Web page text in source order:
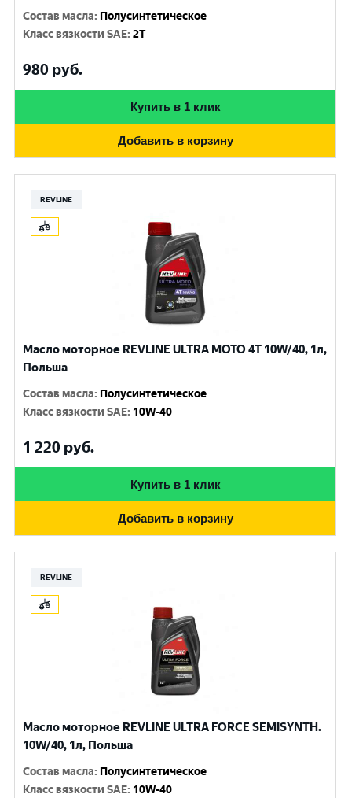
Состав масла: Полусинтетическое
Класс вязкости SAE:2T
980 руб.
Купить в 1 клик
Добавить в корзину
REVLINE
Масло моторное REVLINE ULTRA MOTO 4T 10W/40, 1л,
Польша
Состав масла: Полусинтетическое
Класс вязкости SAE: 10W-40
1 220 руб.
Купить в 1 клик
Добавить в корзину
REVLINE
Масло моторное REVLINE ULTRA FORCE SEMISYNTH.
10W/40, 1л, Польша
Состав масла: Полусинтетическое
Класс вязкости SAE: 10W-40